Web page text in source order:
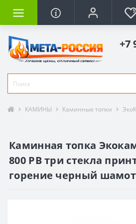
+7
КАМИНЫ Каминные топки
Каминная топка
800 PB три стекла
горение черный шамот